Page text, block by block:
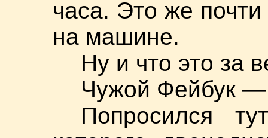
часа. Это же
на машине.
Ну и что это за
Чужой Фейбук —
Попросился